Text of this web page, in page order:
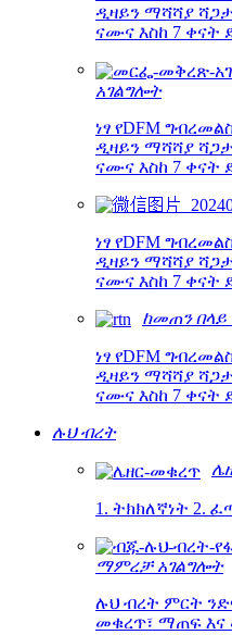
ዲዛይን ማሻሻያ
ናሙና እስከ 7 ቀናት
አገልግሎት
ነፃ የDFM
ዲዛይን ማሻሻያ
ናሙና እስከ 7 ቀናት
ነፃ የDFM
ዲዛይን ማሻሻያ
ናሙና እስከ 7 ቀናት
ከመጠን
ነፃ የDFM
ዲዛይን ማሻሻያ
ናሙና እስከ 7 ቀናት
ሉህ ብረት
1. ትክክለኛነት 2.
ማምረቻ አገልግሎት
ሉህ ብረት ምርት
መቁረጥ፣ ማጠፍ